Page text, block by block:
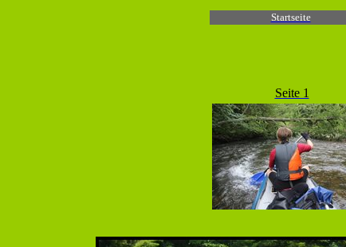
Startseite
Seite 1